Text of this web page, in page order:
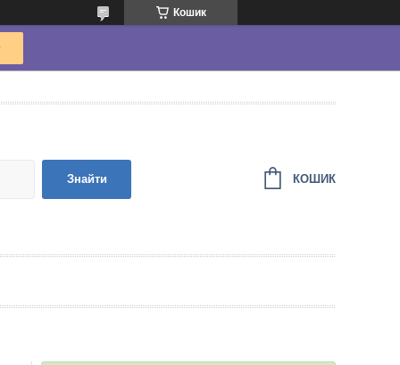
Кошик
Знайти КОШИК